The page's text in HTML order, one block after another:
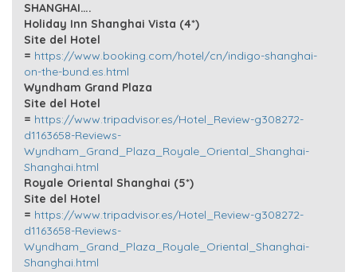
SHANGHAI….
Holiday Inn Shanghai Vista (4*)
Site del Hotel
= https://www.booking.com/hotel/cn/indigo-shanghai-
on-the-bund.es.html
Wyndham Grand Plaza
Site del Hotel
= https://www.tripadvisor.es/Hotel_Review-g308272-
d1163658-Reviews-
Wyndham_Grand_Plaza_Royale_Oriental_Shanghai-
Shanghai.html
Royale Oriental Shanghai (5*)
Site del Hotel
= https://www.tripadvisor.es/Hotel_Review-g308272-
d1163658-Reviews-
Wyndham_Grand_Plaza_Royale_Oriental_Shanghai-
Shanghai.html